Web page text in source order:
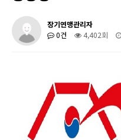
장기연맹관리자
0건
4,402회